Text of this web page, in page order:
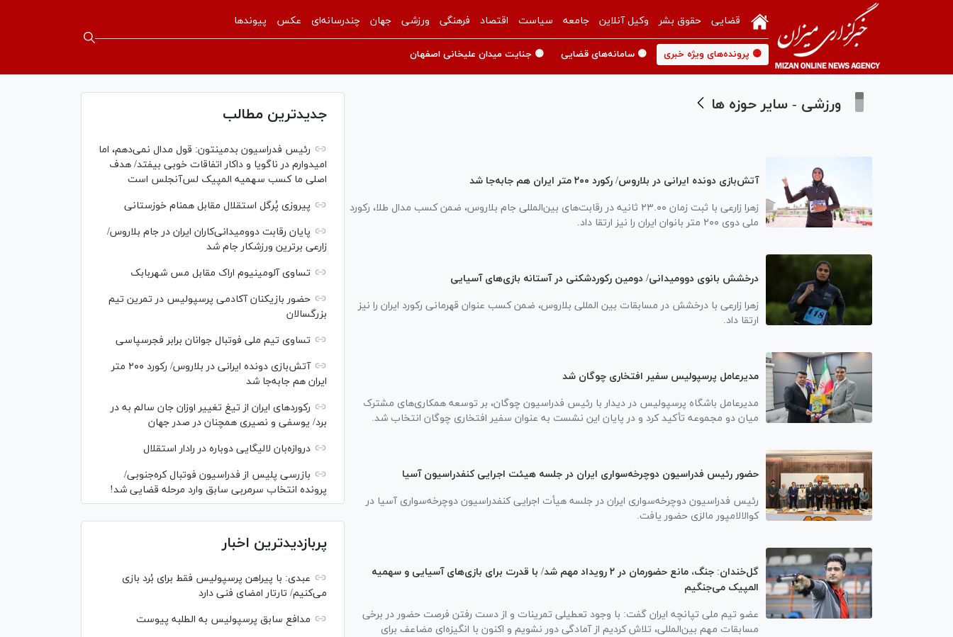
قضایی حقوق بشر وکیل آنلاین جامعه سیاست اقتصاد فرهنگی ورزشی جهان چندرسانه‌ای عکس پیوندها
🟡 پرونده‌های ویژه خبری 🟡 سامانه‌های قضایی 🟡 جنایت میدان علیخانی اصفهان
ورزشی - سایر حوزه ها
آتش‌بازی دونده ایرانی در بلاروس/ رکورد ۲۰۰ متر ایران هم جابه‌جا شد
زهرا زارعی با ثبت زمان ۲۳.۰۰ ثانیه در رقابت‌های بین‌المللی جام بلاروس، ضمن کسب مدال طلا، رکورد
ملی دوی ۲۰۰ متر بانوان ایران را نیز ارتقا داد.
درخشش بانوی دوومیدانی/ دومین رکوردشکنی در آستانه بازی‌های آسیایی
زهرا زارعی با درخشش در مسابقات بین المللی بلاروس، ضمن کسب عنوان قهرمانی رکورد ایران را نیز
ارتقا داد.
مدیرعامل پرسپولیس سفیر افتخاری چوگان شد
مدیرعامل باشگاه پرسپولیس در دیدار با رئیس فدراسیون چوگان، بر توسعه همکاری‌های مشترک
میان دو مجموعه تأکید کرد و در پایان این نشست به عنوان سفیر افتخاری چوگان انتخاب شد.
حضور رئیس فدراسیون دوچرخه‌سواری ایران در جلسه هیئت اجرایی کنفدراسیون آسیا
رئیس فدراسیون دوچرخه‌سواری ایران در جلسه هیأت اجرایی کنفدراسیون دوچرخه‌سواری آسیا در
کوالالامپور مالزی حضور یافت.
گل‌خندان: جنگ، مانع حضورمان در ۲ رویداد مهم شد/ با قدرت برای بازی‌های آسیایی و سهمیه
المپیک می‌جنگیم
عضو تیم ملی تپانچه ایران گفت: با وجود تعطیلی تمرینات و از دست رفتن فرصت حضور در برخی
مسابقات مهم بین‌المللی، تلاش کردیم از آمادگی دور نشویم و اکنون با انگیزه‌ای مضاعف برای
جدیدترین مطالب
رئیس فدراسیون بدمینتون: قول مدال نمی‌دهم، اما
امیدوارم در ناگویا و داکار اتفاقات خوبی بیفتد/ هدف
اصلی ما کسب سهمیه المپیک لس‌آنجلس است
پیروزی پُرگل استقلال مقابل همنام خوزستانی
پایان رقابت دوومیدانی‌کاران ایران در جام بلاروس/
زارعی برترین ورزشکار جام شد
تساوی آلومینیوم اراک مقابل مس شهربابک
حضور بازیکنان آکادمی پرسپولیس در تمرین تیم
بزرگسالان
تساوی تیم ملی فوتبال جوانان برابر فجرسپاسی
آتش‌بازی دونده ایرانی در بلاروس/ رکورد ۲۰۰ متر
ایران هم جابه‌جا شد
رکورد‌های ایران از تیغ تغییر اوزان جان سالم به در
برد/ یوسفی و نصیری همچنان در صدر جهان
دروازه‌بان لالیگایی دوباره در رادار استقلال
بازرسی پلیس از فدراسیون فوتبال کره‌جنوبی/
پرونده انتخاب سرمربی سابق وارد مرحله قضایی شد!
پربازدیدترین اخبار
عبدی: با پیراهن پرسپولیس فقط برای بُرد بازی
می‌کنیم/ تارتار امضای فنی دارد
مدافع سابق پرسپولیس به الطلبه پیوست